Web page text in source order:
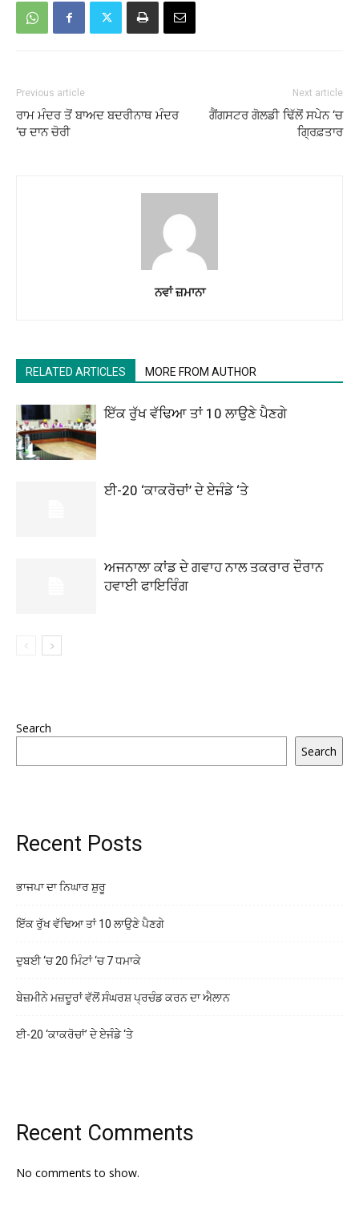
Previous article
ਰਾਮ ਮੰਦਰ ਤੋਂ ਬਾਅਦ ਬਦਰੀਨਾਥ ਮੰਦਰ
‘ਚ ਦਾਨ ਚੋਰੀ
Next article
ਗੈਂਗਸਟਰ ਗੋਲਡੀ ਢਿੱਲੋਂ ਸਪੇਨ ‘ਚ
ਗ੍ਰਿਫ਼ਤਾਰ
ਨਵਾਂ ਜ਼ਮਾਨਾ
RELATED ARTICLES MORE FROM AUTHOR
ਇੱਕ ਰੁੱਖ ਵੱਢਿਆ ਤਾਂ 10 ਲਾਉਣੇ ਪੈਣਗੇ
ਈ-20 ‘ਕਾਕਰੋਚਾਂ’ ਦੇ ਏਜੰਡੇ ‘ਤੇ
ਅਜਨਾਲਾ ਕਾਂਡ ਦੇ ਗਵਾਹ ਨਾਲ ਤਕਰਾਰ ਦੌਰਾਨ
ਹਵਾਈ ਫਾਇਰਿੰਗ
Search
Search
Recent Posts
ਭਾਜਪਾ ਦਾ ਨਿਘਾਰ ਸ਼ੁਰੂ
ਇੱਕ ਰੁੱਖ ਵੱਢਿਆ ਤਾਂ 10 ਲਾਉਣੇ ਪੈਣਗੇ
ਦੁਬਈ ‘ਚ 20 ਮਿੰਟਾਂ ‘ਚ 7 ਧਮਾਕੇ
ਬੇਜ਼ਮੀਨੇ ਮਜ਼ਦੂਰਾਂ ਵੱਲੋਂ ਸੰਘਰਸ਼ ਪ੍ਰਚੰਡ ਕਰਨ ਦਾ ਐਲਾਨ
ਈ-20 ‘ਕਾਕਰੋਚਾਂ’ ਦੇ ਏਜੰਡੇ ‘ਤੇ
Recent Comments
No comments to show.